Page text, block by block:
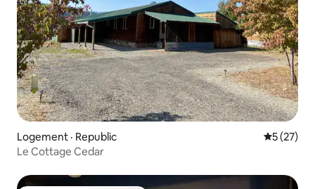
Logement · Republic Note
5 (27)
Le Cottage Cedar